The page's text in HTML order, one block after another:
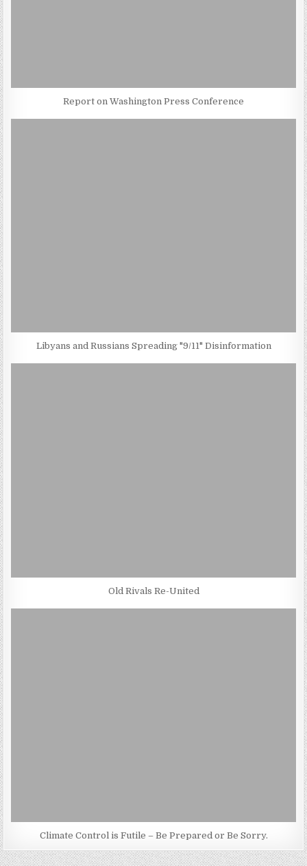
Report on Washington Press Conference
Libyans and Russians Spreading "9/11" Disinformation
Old Rivals Re-United
Climate Control is Futile – Be Prepared or Be Sorry.